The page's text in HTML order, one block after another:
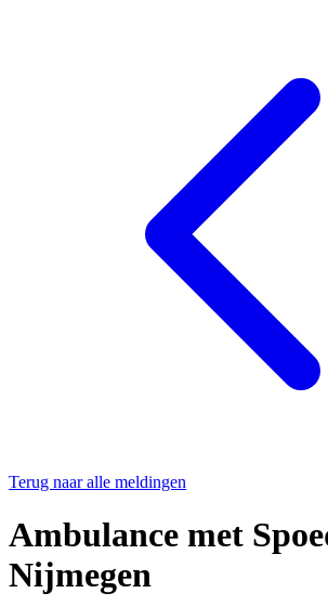
Terug naar alle meldingen
Ambulance met
Nijmegen